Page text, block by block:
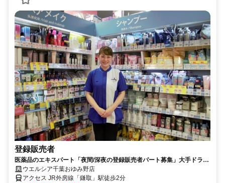
登録販売者
医薬品のエキスパート「夜間/深夜の登録販売者パート募集」大手ドラッ
グストア ウエルシアの求人
ウエルシア千葉おゆみ野店
アクセス JR外房線「鎌取」駅徒歩2分